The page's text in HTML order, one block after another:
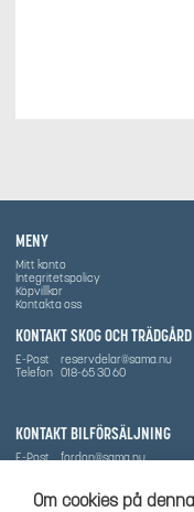
Om cookies på
MENY
Mitt konto
Integritetspolicy
Köpvillkor
Kontakta oss
KONTAKT SKOG OCH TRÄDGÅRD
E-Post
reservdelar@sama.nu
Telefon 018-65 30 60
KONTAKT BILFÖRSÄLJNING
E-Post
fordon@sama.nu